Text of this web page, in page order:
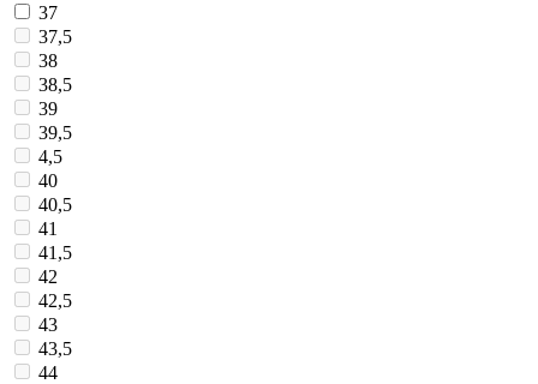
37
37,5
38
38,5
39
39,5
4,5
40
40,5
41
41,5
42
42,5
43
43,5
44